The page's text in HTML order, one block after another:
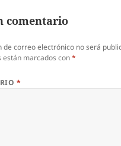
comentario
de correo electrónico no será
están marcados con*
*